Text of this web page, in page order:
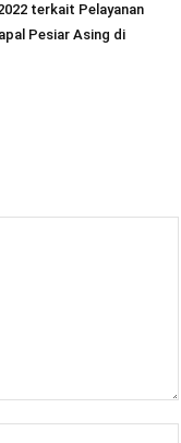
terkait Pelayanan
Pesiar Asing di